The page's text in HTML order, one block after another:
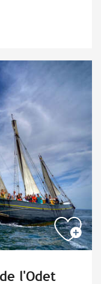
l'Odet